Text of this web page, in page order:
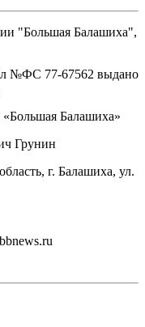
"Большая Балашиха",
№ФС ‎77-67562 выдано
Балашиха»
Грунин
г. Балашиха, ул.